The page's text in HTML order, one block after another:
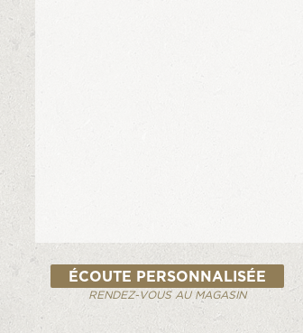
ÉCOUTE PERSONNALISÉE
RENDEZ-VOUS AU MAGASIN